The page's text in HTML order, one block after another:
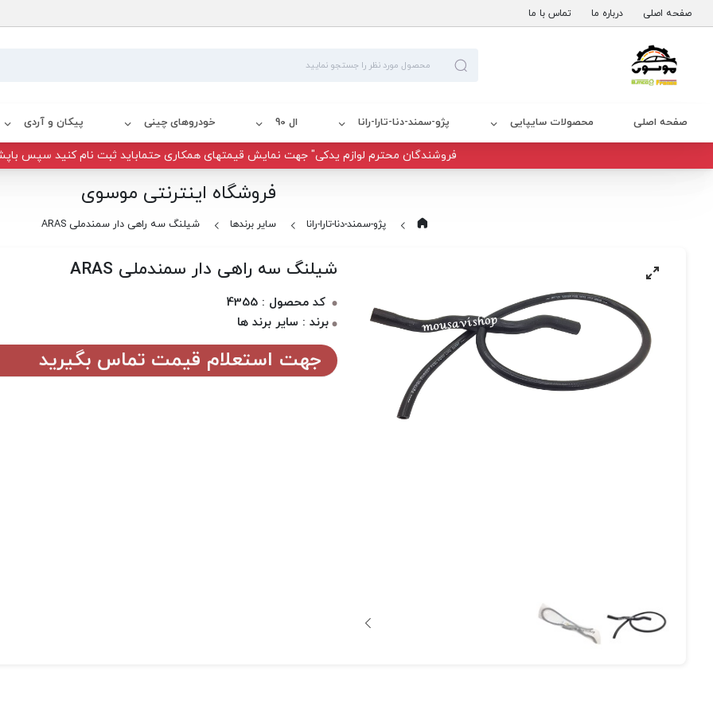
صفحه اصلی درباره ما تماس با ما
صفحه اصلی محصولات سایپایی پژو-سمند-دنا-تارا-رانا ال 90 خودروهای چینی پیکان و آردی
فروشندگان محترم لوازم یدکی" جهت نمایش قیمتهای همکاری حتماباید ثبت نام کنید سپس
فروشگاه اینترنتی موسوی
پژو-سمند-دنا-تارا-رانا سایر برندها شیلنگ سه راهی دار سمندملی ARAS
شیلنگ سه راهی دار سمندملی ARAS
کد محصول : 4355
برند : سایر برند ها
جهت استعلام قیمت تماس بگیرید